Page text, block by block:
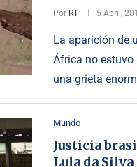
Por RT 5 Abril,
La aparición de
África no estuvo
una grieta
Mundo
Justicia
Lula da